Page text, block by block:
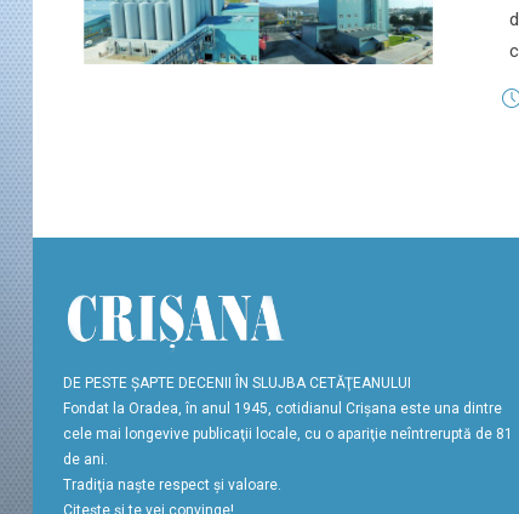
DE PESTE ŞAPTE DECENII ÎN SLUJBA CETĂŢEANULUI
Fondat la Oradea, în anul 1945, cotidianul Crişana este una dintre
cele mai longevive publicaţii locale, cu o apariţie neîntreruptă de 81
de ani.
Tradiţia naşte respect şi valoare.